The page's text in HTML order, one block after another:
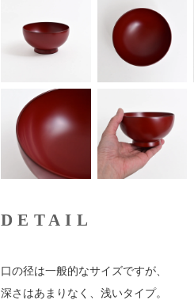
DETAIL
口の径は一般的なサイズですが、
深さはあまりなく、浅いタイプ。